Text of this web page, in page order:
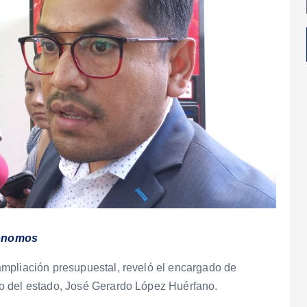
presupuestal, reveló el encargado de
estado, José Gerardo López Huérfano.